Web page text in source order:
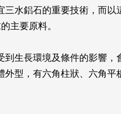
三水鋁石的重要技術，而以
主要原料。
到生長環境及條件的影響，
型，有六角柱狀、六角平